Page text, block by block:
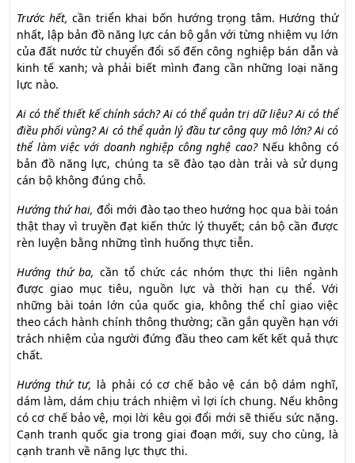
Trước hết, cần triển khai bốn hướng trọng tâm. Hướng thứ
nhất, lập bản đồ năng lực cán bộ gắn với từng nhiệm vụ lớn
của đất nước từ chuyển đổi số đến công nghiệp bán dẫn và
kinh tế xanh; và phải biết mình đang cần những loại năng
lực nào.
Ai có thể thiết kế chính sách? Ai có thể quản trị dữ liệu? Ai có thể
điều phối vùng? Ai có thể quản lý đầu tư công quy mô lớn? Ai có
thể làm việc với doanh nghiệp công nghệ cao?Nếu không có
bản đồ năng lực, chúng ta sẽ đào tạo dàn trải và sử dụng
cán bộ không đúng chỗ.
Hướng thứ hai, đổi mới đào tạo theo hướng học qua bài toán
thật thay vì truyền đạt kiến thức lý thuyết; cán bộ cần được
rèn luyện bằng những tình huống thực tiễn.
Hướng thứ ba, cần tổ chức các nhóm thực thi liên ngành
được giao mục tiêu, nguồn lực và thời hạn cụ thể. Với
những bài toán lớn của quốc gia, không thể chỉ giao việc
theo cách hành chính thông thường; cần gắn quyền hạn với
trách nhiệm của người đứng đầu theo cam kết kết quả thực
chất.
Hướng thứ tư, là phải có cơ chế bảo vệ cán bộ dám nghĩ,
dám làm, dám chịu trách nhiệm vì lợi ích chung. Nếu không
có cơ chế bảo vệ, mọi lời kêu gọi đổi mới sẽ thiếu sức nặng.
Cạnh tranh quốc gia trong giai đoạn mới, suy cho cùng, là
cạnh tranh về năng lực thực thi.